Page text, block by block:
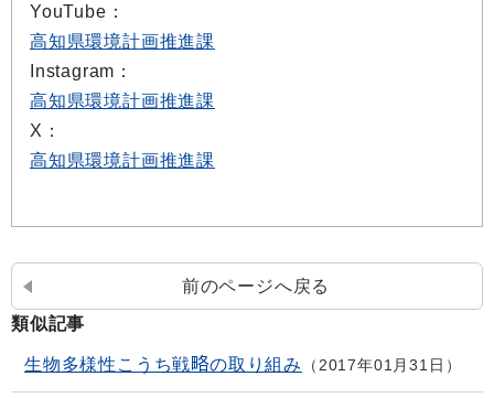
YouTube：
高知県環境計画推進課
Instagram：
高知県環境計画推進課
X：
高知県環境計画推進課
前のページへ戻る
類似記事
生物多様性こうち戦略の取り組み 2017年01月31日